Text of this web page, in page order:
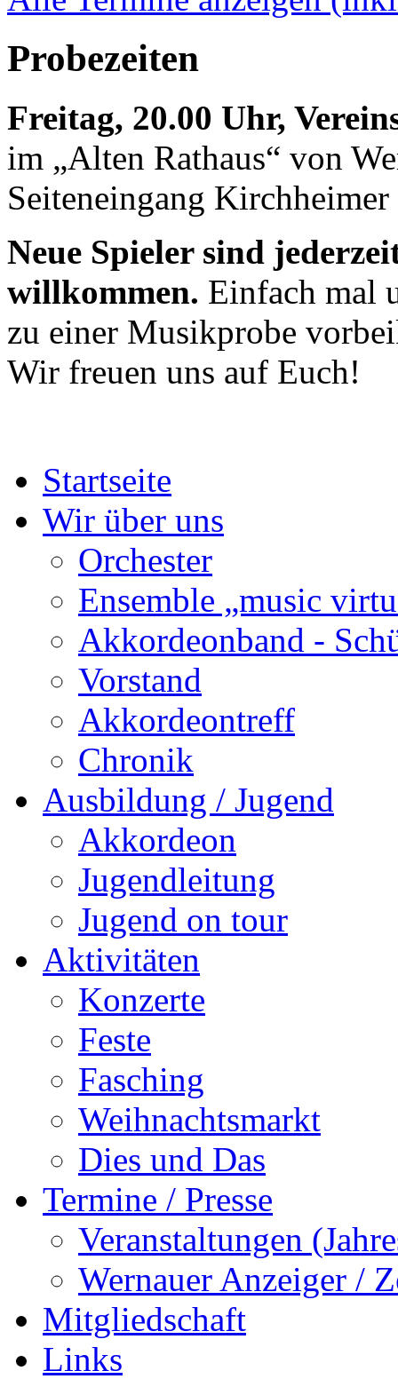
Probezeiten
Freitag, 20.00 Uhr,
im „Alten Rathaus“ von
Seiteneingang Kirchheimer
Neue Spieler sind
willkommen. Einfach mal
zu einer Musikprobe
Wir freuen uns auf Euch!
Startseite
Wir über uns
Orchester
Ensemble „music
Akkordeonband -
Vorstand
Akkordeontreff
Chronik
Ausbildung / Jugend
Akkordeon
Jugendleitung
Jugend on tour
Aktivitäten
Konzerte
Feste
Fasching
Weihnachtsmarkt
Dies und Das
Termine / Presse
Veranstaltungen
Wernauer Anzeiger /
Mitgliedschaft
Links